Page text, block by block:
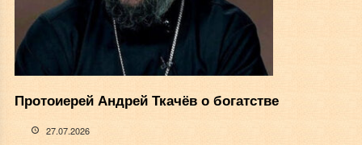
Протоиерей Андрей Ткачёв о богатстве
27.07.2026